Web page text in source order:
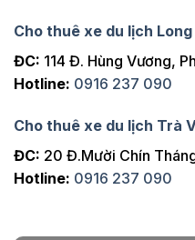
Cho thuê xe du lịch Long
ĐC: 114 Đ. Hùng Vương,
Hotline: 0916 237 090
Cho thuê xe du lịch Trà
ĐC: 20 Đ.Mười Chín
Hotline: 0916 237 090